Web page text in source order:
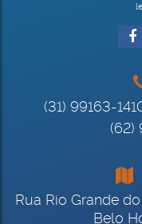
(31) 99163-
(62)
Rua Rio Grande
Belo